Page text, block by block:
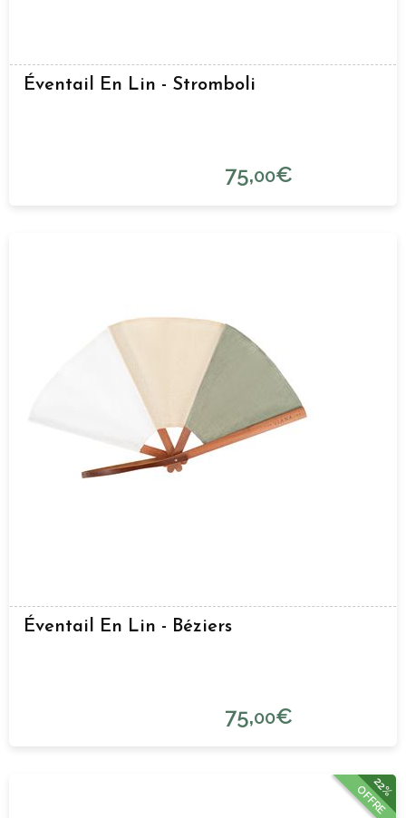
Éventail En Lin - Stromboli
75,00€
Éventail En Lin - Béziers
75,00€
22%
OFFRE